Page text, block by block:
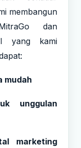
membangun
dan
yang kami
mudah
unggulan
marketing